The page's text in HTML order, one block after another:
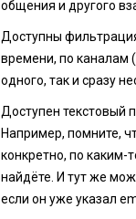
общения и другого
Доступны
времени, по каналам
одного, так и сразу
Доступен текстовый
Например, помните,
конкретно, по каким-
найдёте. И тут же
если он уже указал